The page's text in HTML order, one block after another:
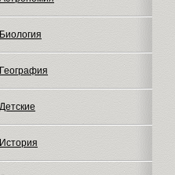
Биология
География
Детские
История